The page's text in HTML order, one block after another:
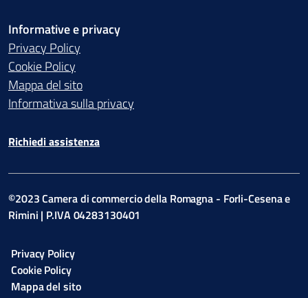
Informative e privacy
Privacy Policy
Cookie Policy
Mappa del sito
Informativa sulla privacy
Richiedi assistenza
©2023 Camera di commercio della Romagna - Forli-Cesena e
Rimini | P.IVA 04283130401
Privacy Policy
Cookie Policy
Mappa del sito